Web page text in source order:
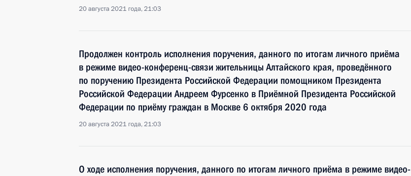
20 августа 2021 года, 21:03
Продолжен контроль исполнения поручения, данного по итогам личного приёма
в режиме видео-конференц-связи жительницы Алтайского края, проведённого
по поручению Президента Российской Федерации помощником Президента
Российской Федерации Андреем Фурсенко в Приёмной Президента Российской
Федерации по приёму граждан в Москве 6 октября 2020 года
20 августа 2021 года, 21:03
О ходе исполнения поручения, данного по итогам личного приёма в режиме видео-